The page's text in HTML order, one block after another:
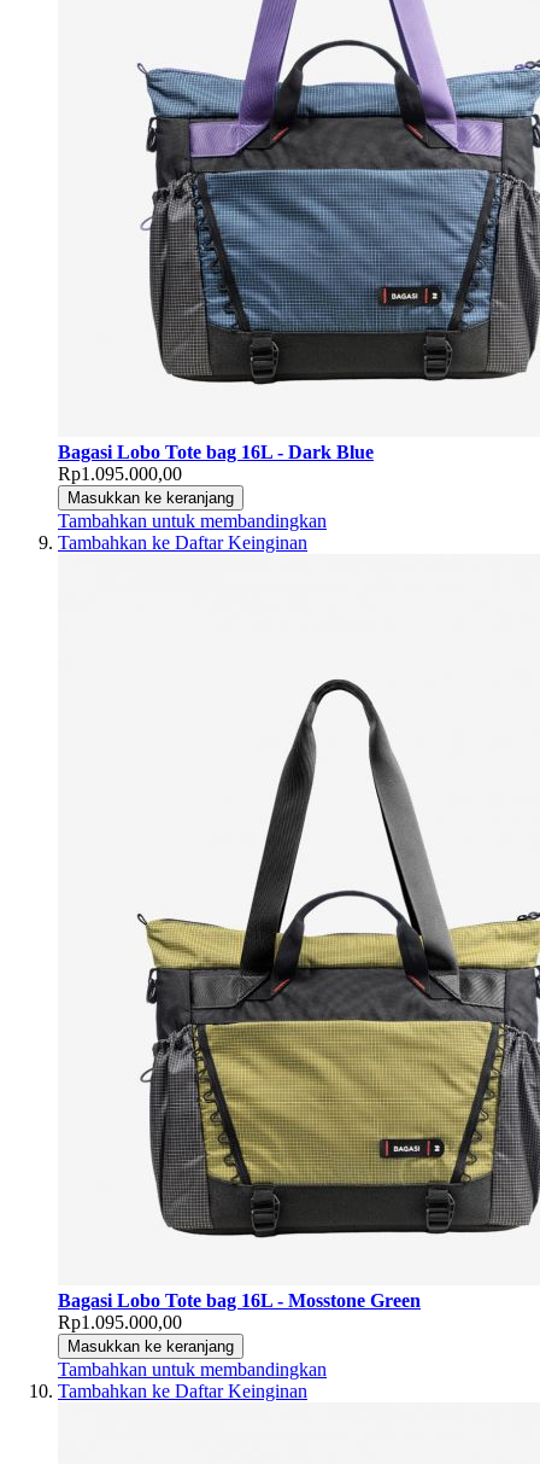
Bagasi Lobo Tote bag 16L - Dark Blue
Rp1.095.000,00
Masukkan ke keranjang
Tambahkan untuk membandingkan
Tambahkan ke Daftar Keinginan
Bagasi Lobo Tote bag 16L - Mosstone Green
Rp1.095.000,00
Masukkan ke keranjang
Tambahkan untuk membandingkan
Tambahkan ke Daftar Keinginan